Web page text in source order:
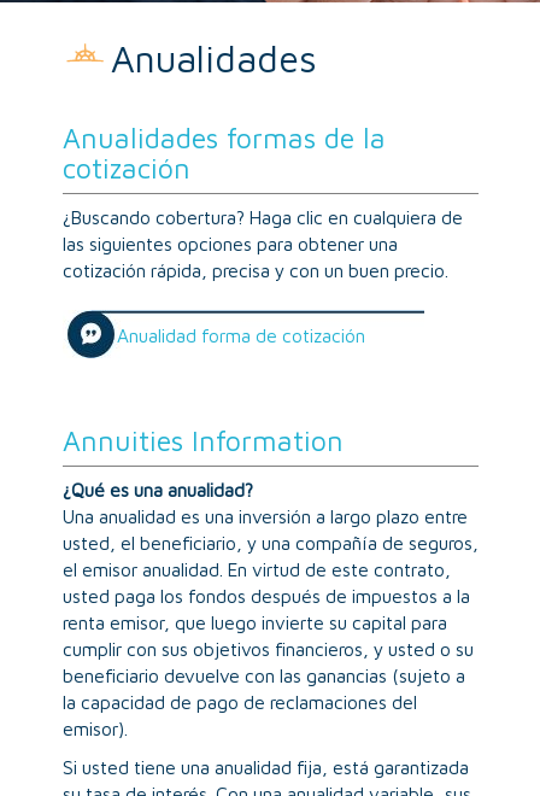
Anualidades
Anualidades formas de la
cotización
¿Buscando cobertura? Haga clic en cualquiera de
las siguientes opciones para obtener una
cotización rápida, precisa y con un buen precio.
Anualidad forma de cotización
Annuities Information
¿Qué es una anualidad?
Una anualidad es una inversión a largo plazo entre
usted, el beneficiario, y una compañía de seguros,
el emisor anualidad. En virtud de este contrato,
usted paga los fondos después de impuestos a la
renta emisor, que luego invierte su capital para
cumplir con sus objetivos financieros, y usted o su
beneficiario devuelve con las ganancias (sujeto a
la capacidad de pago de reclamaciones del
emisor).
Si usted tiene una anualidad fija, está garantizada